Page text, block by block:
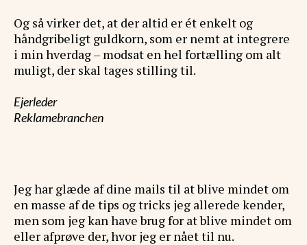
Og så virker det, at der altid er ét enkelt og
håndgribeligt guldkorn, som er nemt at integrere
i min hverdag – modsat en hel fortælling om alt
muligt, der skal tages stilling til.
Ejerleder
Reklamebranchen
Jeg har glæde af dine mails til at blive mindet om
en masse af de tips og tricks jeg allerede kender,
men som jeg kan have brug for at blive mindet om
eller afprøve der, hvor jeg er nået til nu.